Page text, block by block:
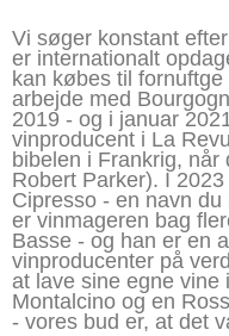
Vi søger konstant efter
er internationalt
kan købes til
arbejde med
2019 - og i januar
vinproducent i La
bibelen i Frankrig, når
Robert Parker). I
Cipresso - en navn
er vinmageren bag
Basse - og han er en
vinproducenter på
at lave sine egne vine
Montalcino og en
- vores bud er, at det